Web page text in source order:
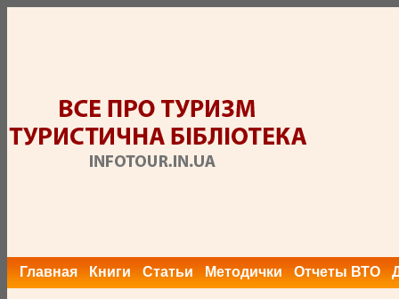
Главная Книги Статьи Методички Отчеты ВТО